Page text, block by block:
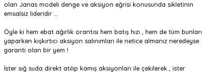
olan Janas modeli denge ve aksiyon eğrisi konusunda sikletinin
emsalsiz lideridir ...
Öyle ki hem ebat ağırlık orantısı hem batış hızı , hem de tüm bunları
yaparken kışkırtıcı aksiyon salınımları ile netice almanız neredeyse
garanti olan bir yem !
İster sığ suda direkt atılıp kamış aksiyonları ile çekilerek , ister